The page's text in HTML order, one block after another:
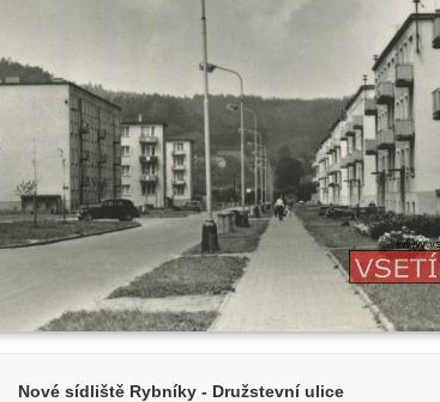
Nové sídliště Rybníky - Družstevní ulice